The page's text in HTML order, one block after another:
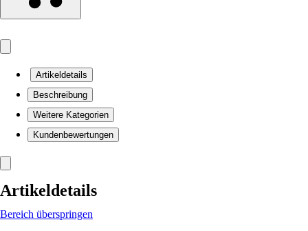
Artikeldetails
Beschreibung
Weitere Kategorien
Kundenbewertungen
Artikeldetails
Bereich überspringen